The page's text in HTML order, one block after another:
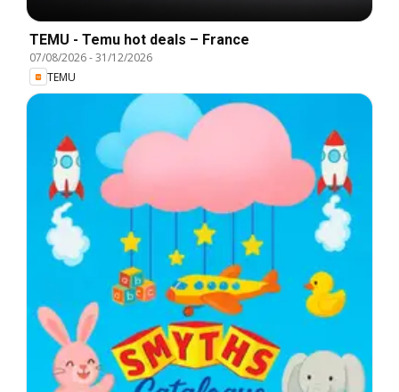
TEMU - Temu hot deals – France
07/08/2026-31/12/2026
TEMU